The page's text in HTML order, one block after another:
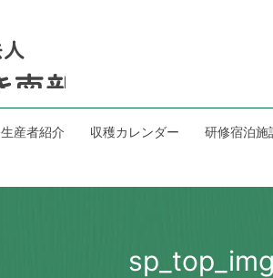
生産者紹介 収穫カレンダー 研修宿泊施